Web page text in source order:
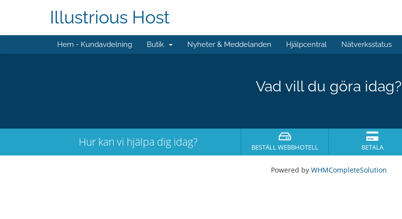
Illustrious Host
Hem - Kundavdelning Butik Nyheter & Meddelanden Hjälpcentral Nätverksstatus
Vad vill du göra idag?
Hur kan vi hjälpa dig idag? BESTÄLL WEBBHOTELL BETALA
Powered by WHMCompleteSolution